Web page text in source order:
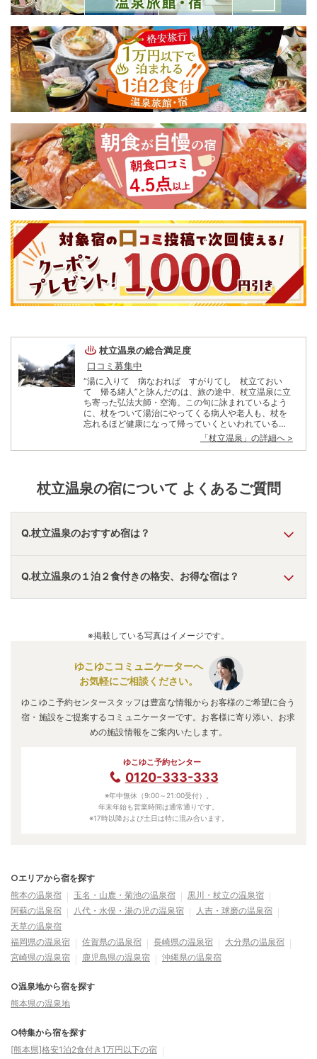
杖立温泉の総合満足度
口コミ募集中
“湯に入りて 病なおれば すがりてし 杖立ておい
て 帰る緒人”と詠んだのは、旅の途中、杖立温泉に立
ち寄った弘法大師・空海。この句に詠まれているよう
に、杖をついて湯治にやってくる病人や老人も、杖を
忘れるほど健康になって帰っていくといわれている。
一方、弘法大師・空海が持っていた竹の杖を立ててみ
たところ、枝や葉が生えてきたという説も。いずれに
を形成。1800年前から湧き続ける100℃前後の高温の
湯が、街のいたるところで白い湯けむりを上げ温泉情
「杖立温泉 」の詳細へ >
杖立温泉の宿について よくあるご質問
Q.杖立温泉のおすすめ宿は？
A.「阿蘇梅園SPA RESORT」・「
阿蘇リゾートグランヴィリ
オホテル
」 「ホテルセキア 」などの旅館・ホテルがおすす
めの宿泊先です。
Q.杖立温泉の１泊２食付きの格安、お得な宿は？
価格で泊まれる宿泊先です。
※掲載している写真はイメージです。
ゆこゆこコミュニケーターへ
お気軽にご相談ください。
ゆこゆこ予約センタースタッフは豊富な情報からお客様のご希望に合う
宿・施設をご提案するコミュニケーターです。お客様に寄り添い、お求
めの施設情報をご案内いたします。
ゆこゆこ予約センター
0120-333-333
※年中無休（9:00～21:00受付）。
年末年始も営業時間は通常通りです。
※17時以降および土日は特に混み合います。
○エリアから宿を探す
熊本の温泉宿
玉名・山鹿・菊池の温泉宿
黒川・杖立の温泉宿
阿蘇の温泉宿
八代・水俣・湯の児の温泉宿
人吉・球磨の温泉宿
天草の温泉宿
福岡県の温泉宿
佐賀県の温泉宿 長崎県の温泉宿
大分県の温泉宿
宮崎県の温泉宿
鹿児島県の温泉宿 沖縄県の温泉宿
○温泉地から宿を探す
熊本県の温泉地
○特集から宿を探す
[熊本県]格安1泊2食付き1万円以下の宿